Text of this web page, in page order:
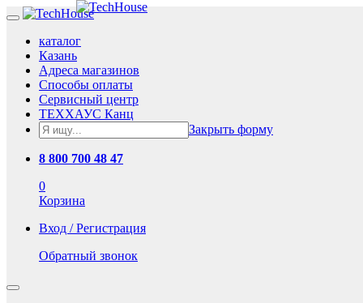
каталог
Казань
Адреса магазинов
Способы оплаты
Сервисный центр
ТЕХХАУС Канц
Закрыть форму
8 800 700 48 47
0
Корзина
Вход / Регистрация
Обратный звонок